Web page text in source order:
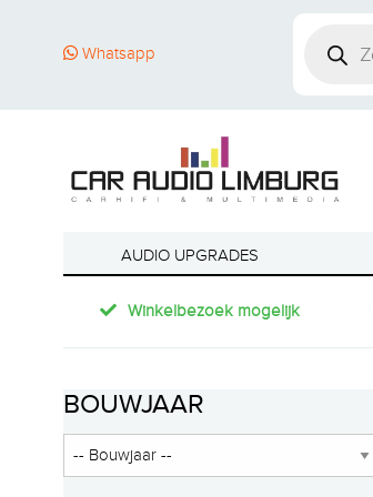
Whatsapp
AUDIO UPGRADES
Winkelbezoek mogelijk
BOUWJAAR